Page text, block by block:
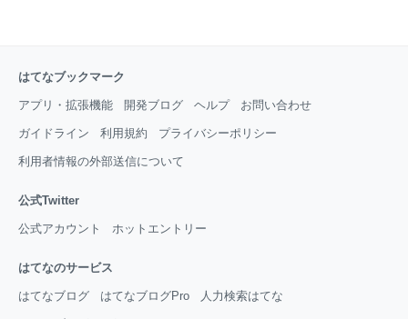
はてなブックマーク
アプリ・拡張機能 開発ブログ ヘルプ お問い合わせ
ガイドライン 利用規約 プライバシーポリシー
利用者情報の外部送信について
公式Twitter
公式アカウント ホットエントリー
はてなのサービス
はてなブログ はてなブログPro 人力検索はてな